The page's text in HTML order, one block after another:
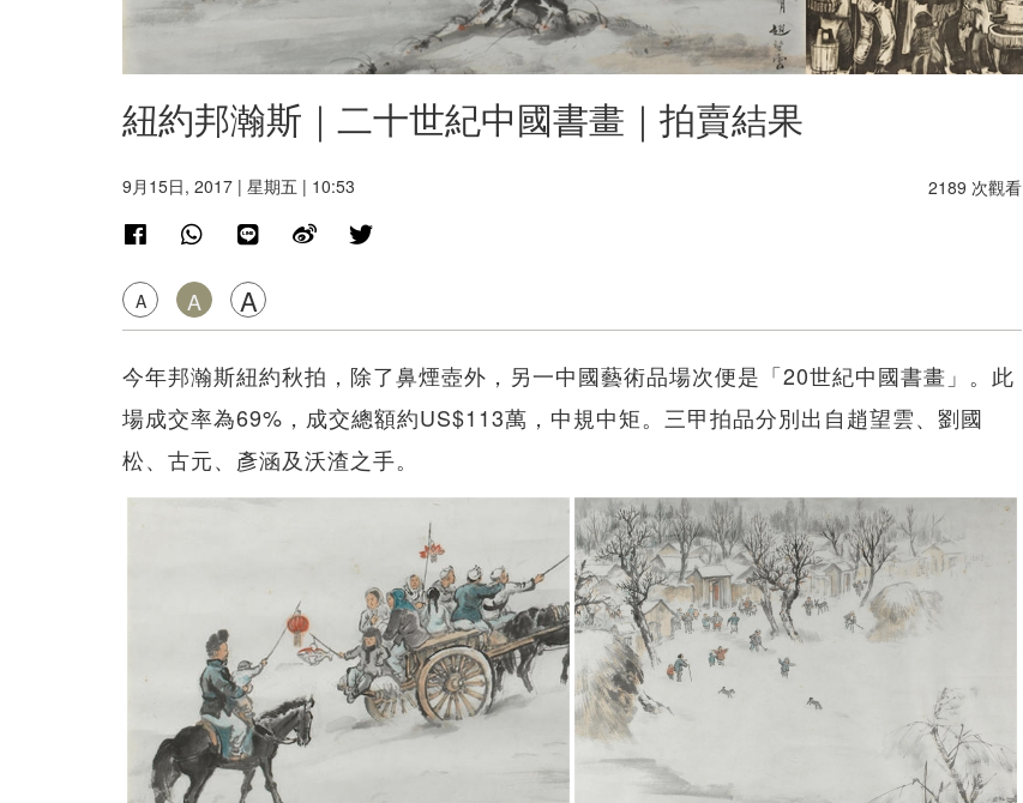
紐約邦瀚斯｜二十世紀中國書畫｜拍賣結果
9月15日, 2017 | 星期五 | 10:53
A A A
2189 次觀看
今年邦瀚斯紐約秋拍，除了鼻煙壺外，另一中國藝術品場次便是「20世紀中國書畫」。此
場成交率為69%，成交總額約US$113萬，中規中矩。三甲拍品分別出自趙望雲、劉國
松、古元、彥涵及沃渣之手。